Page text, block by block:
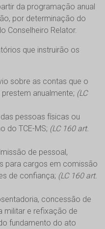
da programação anual
por determinação do
Conselheiro Relator.
que instruirão os
sobre as contas que o
anualmente; (LC
pessoas físicas ou
do TCE-MS; (LC 160 art.
de pessoal,
para cargos em comissão
de confiança; (LC 160 art.
concessão de
militar e refixação de
fundamento do ato